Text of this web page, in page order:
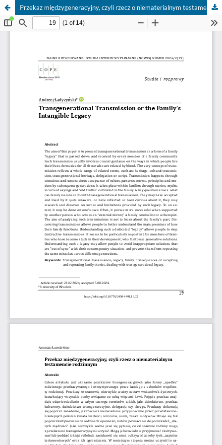
Przekaz międzygeneracyjny, czyli rzecz o niematerialnym testamencie rodzinnym